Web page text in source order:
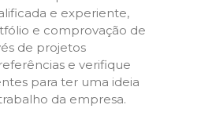
e experiente,
e comprovação de
de projetos
e verifique
para ter uma ideia
da empresa.